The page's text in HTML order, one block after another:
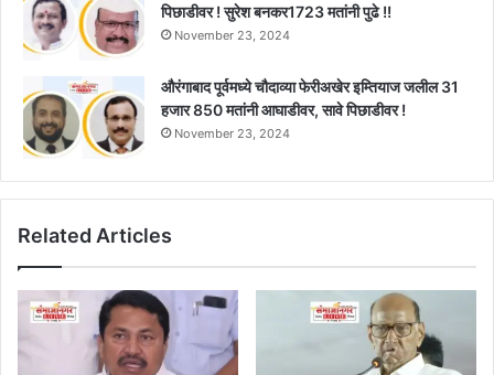
पिछाडीवर ! सुरेश बनकर1723 मतांनी पुढे !!
November 23, 2024
औरंगाबाद पूर्वमध्ये चौदाव्या फेरीअखेर इम्तियाज जलील 31
हजार 850 मतांनी आघाडीवर, सावे पिछाडीवर !
November 23, 2024
Related Articles